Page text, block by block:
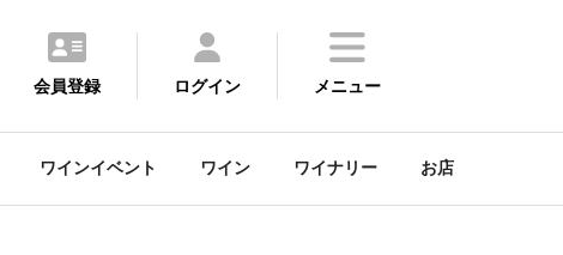
会員登録 ログイン メニュー
ワインイベント ワイン ワイナリー お店